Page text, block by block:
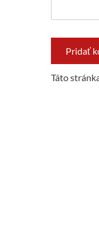
Táto